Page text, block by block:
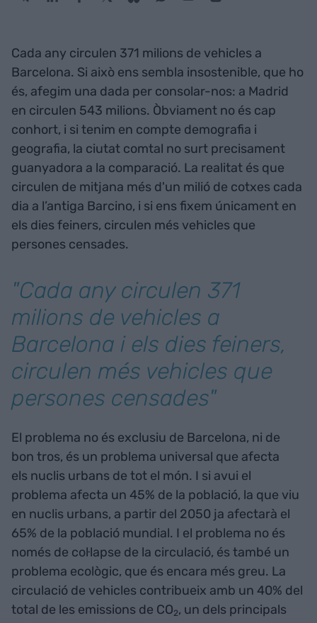
Cada any circulen 371 milions de vehicles a
Barcelona. Si això ens sembla insostenible, que ho
és, afegim una dada per consolar-nos: a Madrid
en circulen 543 milions. Òbviament no és cap
conhort, i si tenim en compte demografia i
geografia, la ciutat comtal no surt precisament
guanyadora a la comparació. La realitat és que
circulen de mitjana més d'un milió de cotxes cada
dia a l’antiga Barcino, i si ens fixem únicament en
els dies feiners, circulen més vehicles que
persones censades.
"Cada any circulen 371
milions de vehicles a
Barcelona i els dies feiners,
circulen més vehicles que
persones censades"
El problema no és exclusiu de Barcelona, ni de
bon tros, és un problema universal que afecta
els nuclis urbans de tot el món. I si avui el
problema afecta un 45% de la població, la que viu
en nuclis urbans, a partir del 2050 ja afectarà el
65% de la població mundial. I el problema no és
només de col·lapse de la circulació, és també un
problema ecològic, que és encara més greu. La
circulació de vehicles contribueix amb un 40% del
total de les emissions de CO2, un dels principals